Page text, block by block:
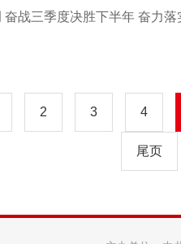
战三季度决胜下半年 奋力落
2 3 4
尾页